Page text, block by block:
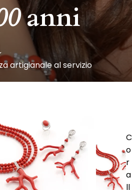
C
o
r
a
ll
anni
artigianale al servizio